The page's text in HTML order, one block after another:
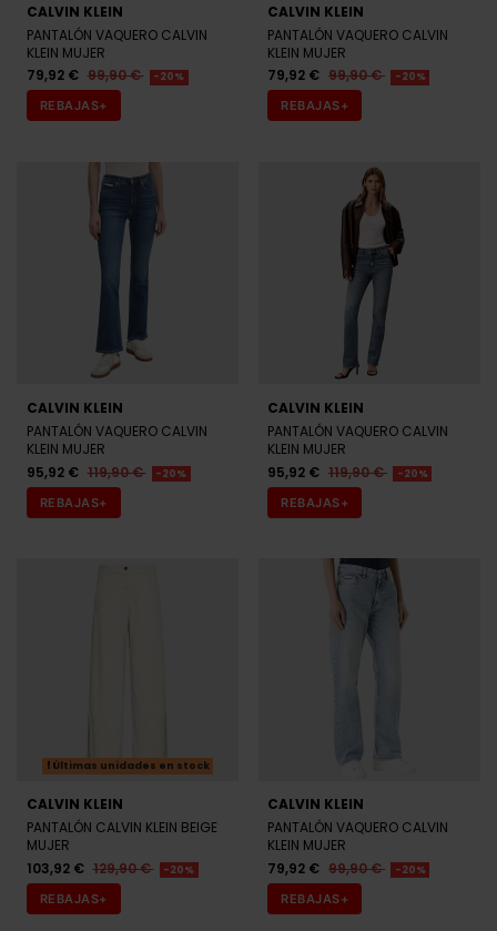
CALVIN KLEIN
PANTALÓN VAQUERO CALVIN
KLEIN MUJER
79,92 € 99,90 € -20%
REBAJAS+
CALVIN KLEIN
PANTALÓN VAQUERO CALVIN
KLEIN MUJER
79,92 € 99,90 € -20%
REBAJAS+
CALVIN KLEIN
PANTALÓN VAQUERO CALVIN
KLEIN MUJER
95,92 € 119,90 € -20%
REBAJAS+
CALVIN KLEIN
PANTALÓN VAQUERO CALVIN
KLEIN MUJER
95,92 € 119,90 € -20%
REBAJAS+
Últimas unidades en stock
CALVIN KLEIN
PANTALÓN CALVIN KLEIN BEIGE
MUJER
103,92 € 129,90 € -20%
REBAJAS+
CALVIN KLEIN
PANTALÓN VAQUERO CALVIN
KLEIN MUJER
79,92 € 99,90 € -20%
REBAJAS+